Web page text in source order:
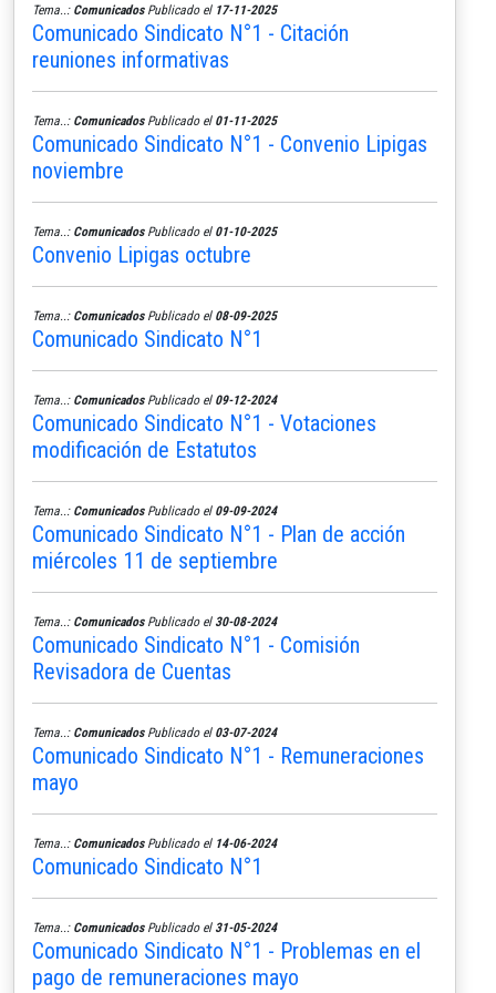
Tema..: ComunicadosPublicado el 17-11-2025
Comunicado Sindicato N°1 - Citación
reuniones informativas
Tema..: ComunicadosPublicado el 01-11-2025
Comunicado Sindicato N°1 - Convenio Lipigas
noviembre
Tema..: ComunicadosPublicado el 01-10-2025
Convenio Lipigas octubre
Tema..: ComunicadosPublicado el 08-09-2025
Comunicado Sindicato N°1
Tema..: ComunicadosPublicado el 09-12-2024
Comunicado Sindicato N°1 - Votaciones
modificación de Estatutos
Tema..: ComunicadosPublicado el 09-09-2024
Comunicado Sindicato N°1 - Plan de acción
miércoles 11 de septiembre
Tema..: ComunicadosPublicado el 30-08-2024
Comunicado Sindicato N°1 - Comisión
Revisadora de Cuentas
Tema..: ComunicadosPublicado el 03-07-2024
Comunicado Sindicato N°1 - Remuneraciones
mayo
Tema..: ComunicadosPublicado el 14-06-2024
Comunicado Sindicato N°1
Tema..: ComunicadosPublicado el 31-05-2024
Comunicado Sindicato N°1 - Problemas en el
pago de remuneraciones mayo